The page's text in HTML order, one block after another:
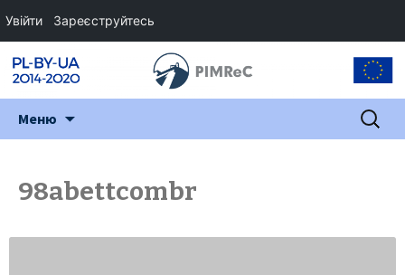
Меню Пошук:
98abettcombr
Увійти Зареєструйтесь